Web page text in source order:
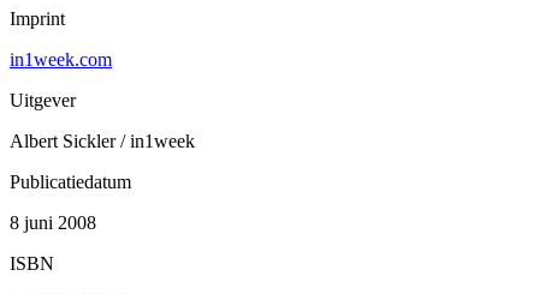
Imprint
in1week.com
Uitgever
Albert Sickler / in1week
Publicatiedatum
8 juni 2008
ISBN